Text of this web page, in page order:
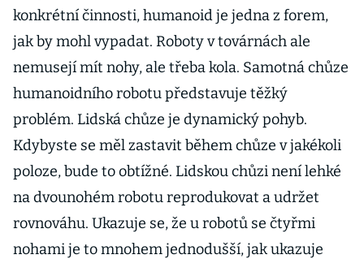
konkrétní činnosti, humanoid je jedna z forem,
jak by mohl vypadat. Roboty v továrnách ale
nemusejí mít nohy, ale třeba kola. Samotná chůze
humanoidního robotu představuje těžký
problém. Lidská chůze je dynamický pohyb.
Kdybyste se měl zastavit během chůze v jakékoli
poloze, bude to obtížné. Lidskou chůzi není lehké
na dvounohém robotu reprodukovat a udržet
rovnováhu. Ukazuje se, že u robotů se čtyřmi
nohami je to mnohem jednodušší, jak ukazuje